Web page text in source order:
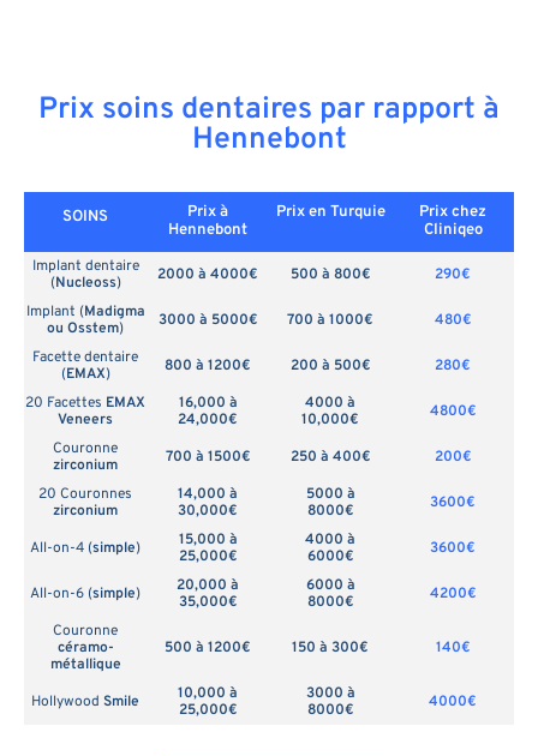
Prix soins dentaires par rapport à
Hennebont
SOINS
Prix à
Hennebont
Prix en Turquie
Prix chez
Cliniqeo
Implant dentaire
(Nucleoss) 2000 à 4000€ 500 à 800€
290€
Implant (Madigma
ou Osstem) 3000 à 5000€ 700 à 1000€
480€
Facette dentaire
(EMAX) 800 à 1200€ 200 à 500€
280€
20 Facettes EMAX
Veneers
16,000 à
24,000€
4000 à
10,000€
4800€
Couronne
zirconium
700 à 1500€ 250 à 400€
200€
20 Couronnes
zirconium
14,000 à
30,000€
5000 à
8000€
3600€
All-on-4 (simple)
15,000 à
25,000€
4000 à
6000€
3600€
All-on-6 (simple)
20,000 à
35,000€
6000 à
8000€
4200€
Couronne
céramo-
métallique
500 à 1200€ 150 à 300€ 140€
Hollywood Smile
10,000 à
25,000€
3000 à
8000€
4000€